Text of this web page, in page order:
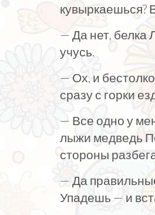
кувыркаешься?
— Да нет, белка
учусь.
— Ох, и
сразу с горки
— Все одно у
лыжи медведь
стороны
— Да
Упадешь — и